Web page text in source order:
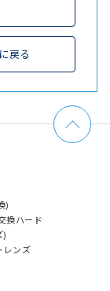
戻る
)
換ハード
)
レンズ